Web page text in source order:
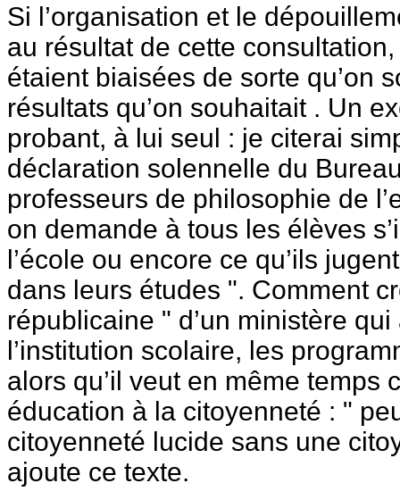
Si l’organisation et le
au résultat de cette
étaient biaisées de sorte qu’on
résultats qu’on souhaitait . Un
probant, à lui seul : je citerai
déclaration solennelle du
professeurs de philosophie de
on demande à tous les élèves
l’école ou encore ce qu’ils
dans leurs études ". Comment
républicaine " d’un ministère
l’institution scolaire, les
alors qu’il veut en même temps
éducation à la citoyenneté : "
citoyenneté lucide sans une
ajoute ce texte.